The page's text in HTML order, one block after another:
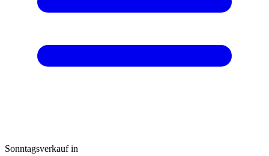
Sonntagsverkauf in